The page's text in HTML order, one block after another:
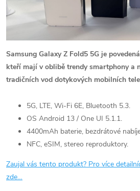
Samsung Galaxy Z Fold5 5G je
kteří mají v oblibě trendy smartphony a
tradičních vod dotykových mobilních
5G, LTE, Wi-Fi 6E, Bluetooth 5.3.
OS Android 13 / One UI 5.1.1.
4400mAh baterie, bezdrátové
NFC, eSIM, stereo reproduktory.
Zaujal vás tento produkt? Pro více
zde…